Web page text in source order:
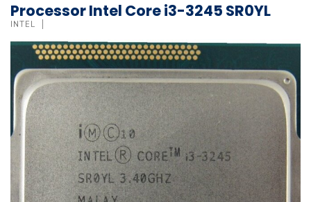
Processor Intel Core i3-3245 SR0YL
INTEL